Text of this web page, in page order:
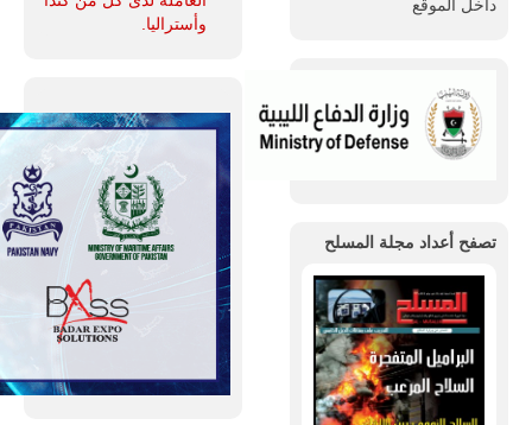
داخل الموقع
تصفح أعداد مجلة المسلح
وأستراليا.